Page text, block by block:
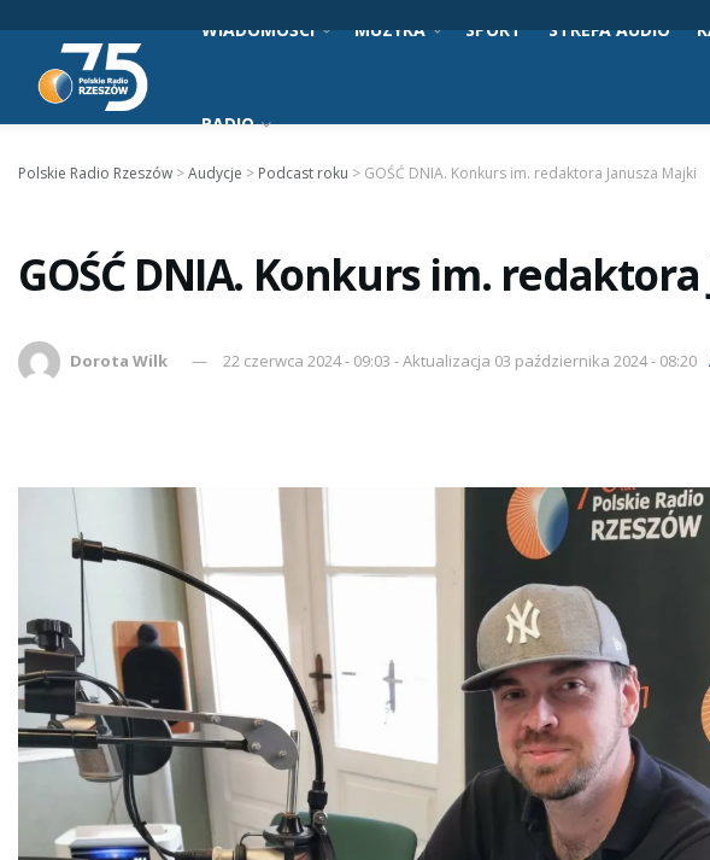
WIADOMOŚCI MUZYKA SPORT STREFA AUDIO
RADIO
Polskie Radio Rzeszów >Audycje > Podcast roku > GOŚĆ DNIA. Konkurs im. redaktora Janusza Majki
GOŚĆ DNIA. Konkurs im.
Dorota Wilk 22 czerwca 2024 - 09:03 - Aktualizacja 03 października 2024 - 08:20